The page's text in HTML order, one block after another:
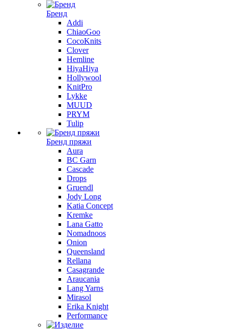
Бренд
Addi
ChiaoGoo
CocoKnits
Clover
Hemline
HiyaHiya
Hollywool
KnitPro
Lykke
MUUD
PRYM
Tulip
Бренд пряжи
Aura
BC Garn
Cascade
Drops
Gruendl
Jody Long
Katia Concept
Kremke
Lana Gatto
Nomadnoos
Onion
Queensland
Rellana
Casagrande
Araucania
Lang Yarns
Mirasol
Erika Knight
Performance